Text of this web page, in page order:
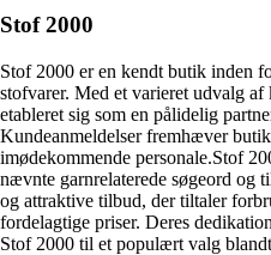
Stof 2000
Stof 2000 er en kendt butik inden
stofvarer. Med et varieret udvalg
etableret sig som en pålidelig
Kundeanmeldelser fremhæver
imødekommende personale.Stof
nævnte garnrelaterede søgeord og
og attraktive tilbud, der tiltaler
fordelagtige priser. Deres
Stof 2000 til et populært valg blandt